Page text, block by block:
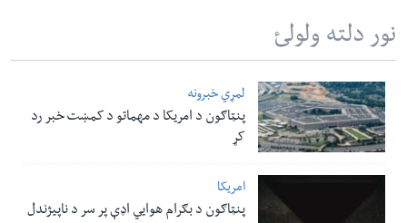
نور دلته ولولئ
لمړي خبرونه
پنټاګون د امریکا د مهماتو د کمښت خبر رد
کړ
امریکا
پنټاګون د بګرام هوایي اډې پر سر د ناپيژندل